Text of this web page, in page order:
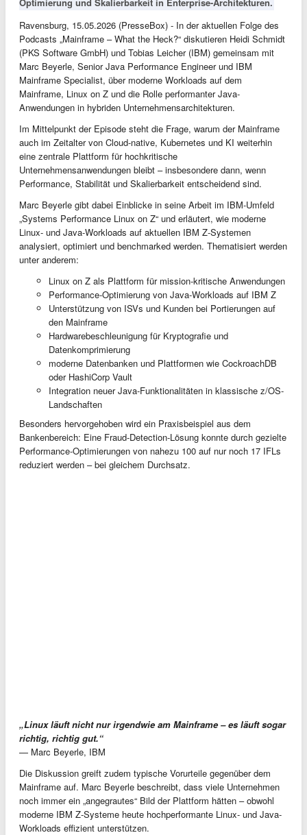
Ravensburg, 15.05.2026 (PresseBox) - In der aktuellen Folge des
Podcasts „Mainframe – What the Heck?“ diskutieren Heidi Schmidt
(PKS Software GmbH) und Tobias Leicher (IBM) gemeinsam mit
Marc Beyerle, Senior Java Performance Engineer und IBM
Mainframe Specialist, über moderne Workloads auf dem
Mainframe, Linux on Z und die Rolle performanter Java-
Anwendungen in hybriden Unternehmensarchitekturen.
Im Mittelpunkt der Episode steht die Frage, warum der Mainframe
auch im Zeitalter von Cloud-native, Kubernetes und KI weiterhin
eine zentrale Plattform für hochkritische
Unternehmensanwendungen bleibt – insbesondere dann, wenn
Performance, Stabilität und Skalierbarkeit entscheidend sind.
Marc Beyerle gibt dabei Einblicke in seine Arbeit im IBM-Umfeld
„Systems Performance Linux on Z“ und erläutert, wie moderne
Linux- und Java-Workloads auf aktuellen IBM Z-Systemen
analysiert, optimiert und benchmarked werden. Thematisiert werden
unter anderem:
Linux on Z als Plattform für mission-kritische Anwendungen
Performance-Optimierung von Java-Workloads auf IBM Z
Unterstützung von ISVs und Kunden bei Portierungen auf
den Mainframe
Hardwarebeschleunigung für Kryptografie und
Datenkomprimierung
moderne Datenbanken und Plattformen wie CockroachDB
oder HashiCorp Vault
Integration neuer Java-Funktionalitäten in klassische z/OS-
Landschaften
Besonders hervorgehoben wird ein Praxisbeispiel aus dem
Bankenbereich: Eine Fraud-Detection-Lösung konnte durch gezielte
Performance-Optimierungen von nahezu 100 auf nur noch 17 IFLs
reduziert werden – bei gleichem Durchsatz.
„Linux läuft nicht nur irgendwie am Mainframe – es läuft sogar
richtig, richtig gut.“
— Marc Beyerle, IBM
Die Diskussion greift zudem typische Vorurteile gegenüber dem
Mainframe auf. Marc Beyerle beschreibt, dass viele Unternehmen
noch immer ein „angegrautes“ Bild der Plattform hätten – obwohl
moderne IBM Z-Systeme heute hochperformante Linux- und Java-
Workloads effizient unterstützen.